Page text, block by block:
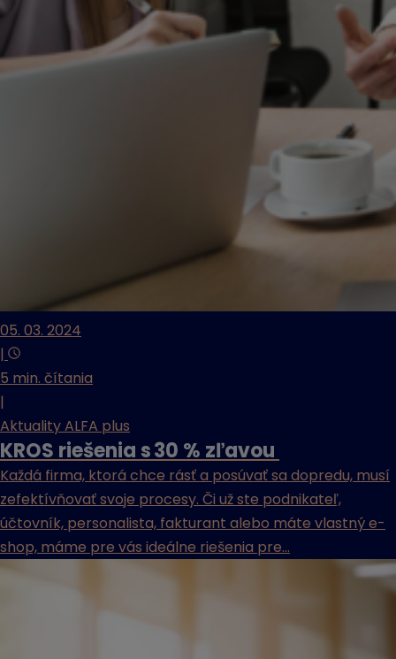
05. 03. 2024
|
5 min. čítania
|
Aktuality ALFA plus
KROS riešenia s 30 % zľavou
Každá firma, ktorá chce rásť a posúvať sa dopredu, musí
zefektívňovať svoje procesy. Či už ste podnikateľ,
účtovník, personalista, fakturant alebo máte vlastný e-
shop, máme pre vás ideálne riešenia pre...